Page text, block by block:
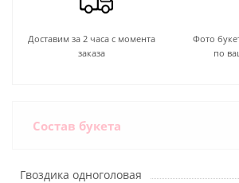
Доставим за 2 часа с момента
заказа
Фото
по
Состав букета
Гвоздика одноголовая